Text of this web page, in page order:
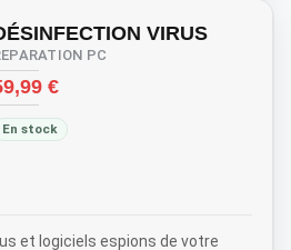
En stock
VIRUS
PC
€
et logiciels espions de votre